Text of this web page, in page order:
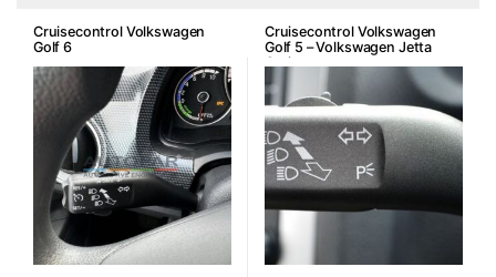
Cruisecontrol Volkswagen
Golf 6
Cruisecontrol Volkswagen
Golf 5 – Volkswagen Jetta
Cruise